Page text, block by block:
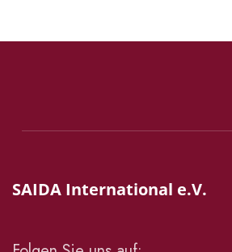
SAIDA International e.V.